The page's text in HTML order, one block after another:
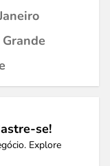
se!
Explore